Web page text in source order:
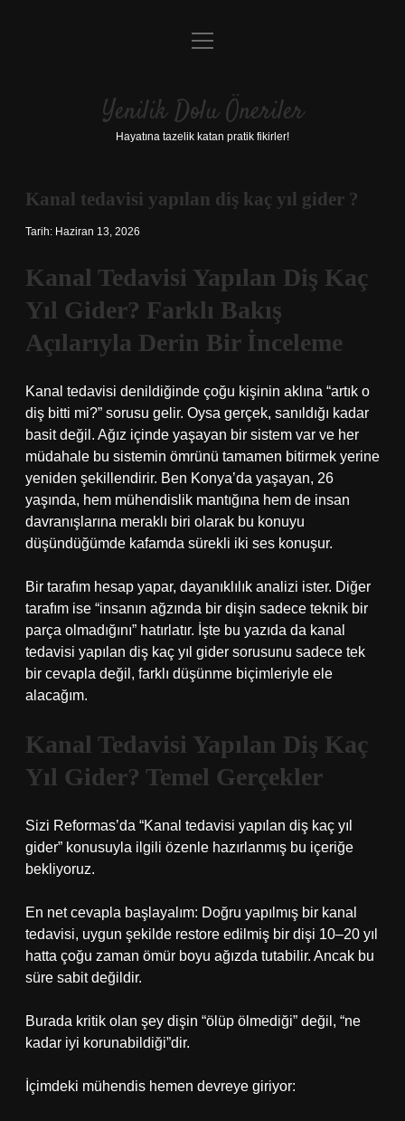
Anasayfa
Yasal Uyarı
menüyü
Yenilik Dolu Öneriler
Hayatına tazelik katan pratik fikirler!
Kanal tedavisi yapılan diş kaç yıl gider ?
Tarih: Haziran 13, 2026
Kanal Tedavisi Yapılan Diş Kaç
Yıl Gider? Farklı Bakış
Açılarıyla Derin Bir İnceleme
Kanal tedavisi denildiğinde çoğu kişinin aklına “artık o
diş bitti mi?” sorusu gelir. Oysa gerçek, sanıldığı kadar
basit değil. Ağız içinde yaşayan bir sistem var ve her
müdahale bu sistemin ömrünü tamamen bitirmek yerine
yeniden şekillendirir. Ben Konya’da yaşayan, 26
yaşında, hem mühendislik mantığına hem de insan
davranışlarına meraklı biri olarak bu konuyu
düşündüğümde kafamda sürekli iki ses konuşur.
Bir tarafım hesap yapar, dayanıklılık analizi ister. Diğer
tarafım ise “insanın ağzında bir dişin sadece teknik bir
parça olmadığını” hatırlatır. İşte bu yazıda da kanal
tedavisi yapılan diş kaç yıl gider sorusunu sadece tek
bir cevapla değil, farklı düşünme biçimleriyle ele
alacağım.
Kanal Tedavisi Yapılan Diş Kaç
Yıl Gider? Temel Gerçekler
Sizi Reformas’da “Kanal tedavisi yapılan diş kaç yıl
gider” konusuyla ilgili özenle hazırlanmış bu içeriğe
bekliyoruz.
En net cevapla başlayalım: Doğru yapılmış bir kanal
tedavisi, uygun şekilde restore edilmiş bir dişi 10–20 yıl
hatta çoğu zaman ömür boyu ağızda tutabilir. Ancak bu
süre sabit değildir.
Burada kritik olan şey dişin “ölüp ölmediği” değil, “ne
kadar iyi korunabildiği”dir.
İçimdeki mühendis hemen devreye giriyor: